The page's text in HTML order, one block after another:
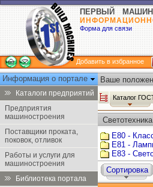
ПЕРВЫЙ
Форма для связи
Добавить в избранное
Информация о портале
Каталоги предприятий
Предприятия
машиностроения
Поставщики проката,
поковок, отливок
Работы и услуги для
машиностроения
Библиотека портала
Ваше
Каталог
Е80 -
Е81 -
Е83 -
Сортировка